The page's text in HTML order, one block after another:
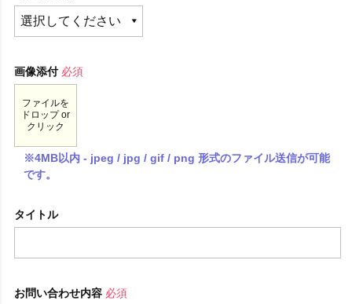
画像添付 必須
ファイルを
ドロップ or
クリック
※4MB以内 - jpeg / jpg / gif / png 形式のファイル送信が可能
です。
タイトル
お問い合わせ内容 必須